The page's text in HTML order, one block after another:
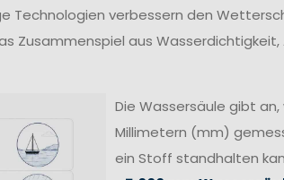
Technologien verbessern den
Zusammenspiel aus
Die Wassersäule gibt
Millimetern (mm)
ein Stoff standhalten